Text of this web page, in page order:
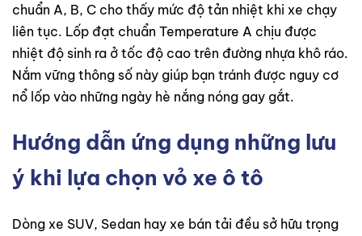
chuẩn A, B, C cho thấy mức độ tản nhiệt khi xe chạy
liên tục. Lốp đạt chuẩn Temperature A chịu được
nhiệt độ sinh ra ở tốc độ cao trên đường nhựa khô ráo.
Nắm vững thông số này giúp bạn tránh được nguy cơ
nổ lốp vào những ngày hè nắng nóng gay gắt.
Hướng dẫn ứng dụng những lưu
ý khi lựa chọn vỏ xe ô tô
Dòng xe SUV, Sedan hay xe bán tải đều sở hữu trọng